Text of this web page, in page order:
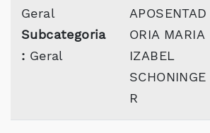
Geral
Subcategoria
: Geral
APOSENTAD
ORIA MARIA
IZABEL
SCHONINGE
R